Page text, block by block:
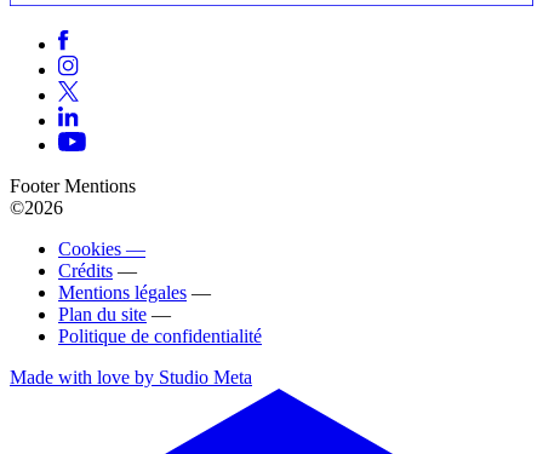
Footer Mentions
©2026
Cookies —
Crédits —
Mentions légales —
Plan du site —
Politique de confidentialité
Made with love by Studio Meta